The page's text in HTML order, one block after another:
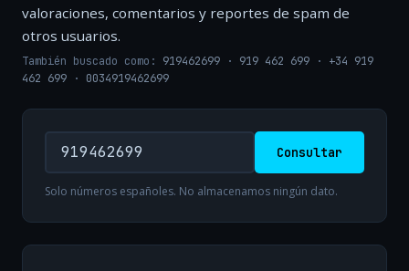
valoraciones, comentarios y reportes de spam de
otros usuarios.
También buscado como: 919462699 · 919 462 699 · +34 919
462 699 · 0034919462699
Consultar
Solo números españoles. No almacenamos ningún dato.